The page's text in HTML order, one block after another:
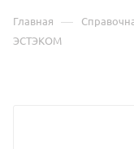
Главная —
ЭСТЭКОМ